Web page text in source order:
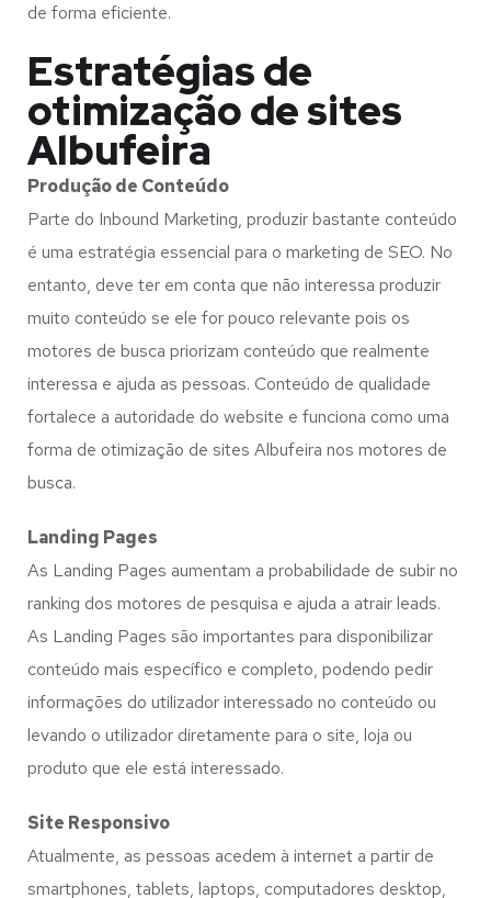
de forma eficiente.
Estratégias de
otimização de sites
Albufeira
Produção de Conteúdo
Parte do Inbound Marketing, produzir bastante conteúdo
é uma estratégia essencial para o marketing de SEO. No
entanto, deve ter em conta que não interessa produzir
muito conteúdo se ele for pouco relevante pois os
motores de busca priorizam conteúdo que realmente
interessa e ajuda as pessoas. Conteúdo de qualidade
fortalece a autoridade do website e funciona como uma
forma de otimização de sites Albufeira nos motores de
busca.
Landing Pages
As Landing Pages aumentam a probabilidade de subir no
ranking dos motores de pesquisa e ajuda a atrair leads.
As Landing Pages são importantes para disponibilizar
conteúdo mais específico e completo, podendo pedir
informações do utilizador interessado no conteúdo ou
levando o utilizador diretamente para o site, loja ou
produto que ele está interessado.
Site Responsivo
Atualmente, as pessoas acedem à internet a partir de
smartphones, tablets, laptops, computadores desktop,